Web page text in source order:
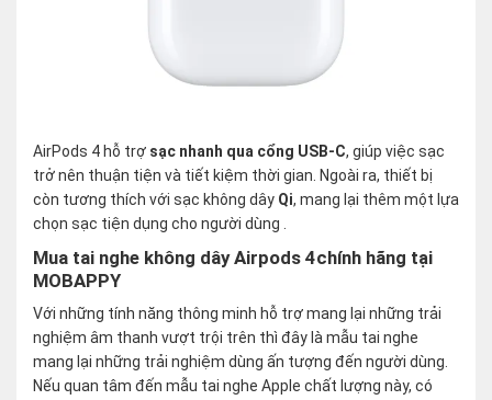
AirPods 4 hỗ trợ sạc nhanh qua cổng USB-C, giúp việc sạc
trở nên thuận tiện và tiết kiệm thời gian. Ngoài ra, thiết bị
còn tương thích với sạc không dây Qi, mang lại thêm một lựa
chọn sạc tiện dụng cho người dùng .
Mua tai nghe không dây Airpods 4chính hãng tại
MOBAPPY
Với những tính năng thông minh hỗ trợ mang lại những trải
nghiệm âm thanh vượt trội trên thì đây là mẫu tai nghe
mang lại những trải nghiệm dùng ấn tượng đến người dùng.
Nếu quan tâm đến mẫu tai nghe Apple chất lượng này, có